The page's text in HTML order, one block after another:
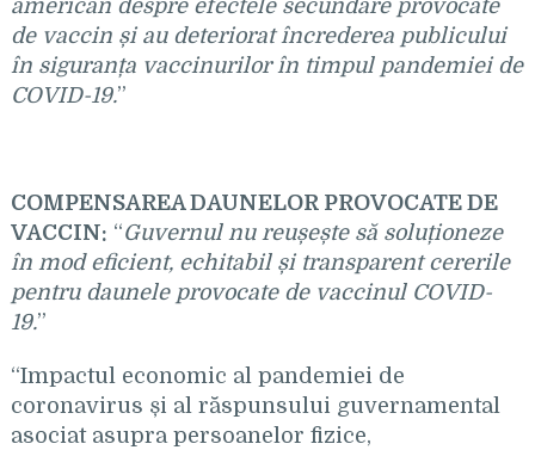
american despre efectele secundare provocate
de vaccin și au deteriorat încrederea publicului
în siguranța vaccinurilor în timpul pandemiei de
COVID-19.”
COMPENSAREA DAUNELOR PROVOCATE DE
VACCIN: “Guvernul nu reușește să soluționeze
în mod eficient, echitabil și transparent cererile
pentru daunele provocate de vaccinul COVID-
19.”
“Impactul economic al pandemiei de
coronavirus și al răspunsului guvernamental
asociat asupra persoanelor fizice,